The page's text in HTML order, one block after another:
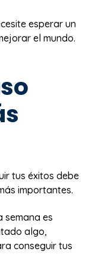
esperar un
el mundo.
tus éxitos debe
importantes.
semana es
algo,
conseguir tus